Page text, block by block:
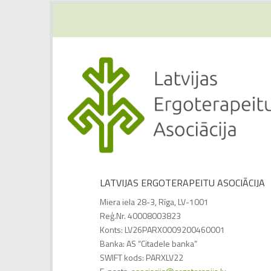
LATVIJAS ERGOTERAPEITU ASOCIĀCIJA
Miera iela 28-3, Rīga, LV-1001
Reģ.Nr. 40008003823
Konts: LV26PARX0009200460001
Banka: AS “Citadele banka”
SWIFT kods: PARXLV22